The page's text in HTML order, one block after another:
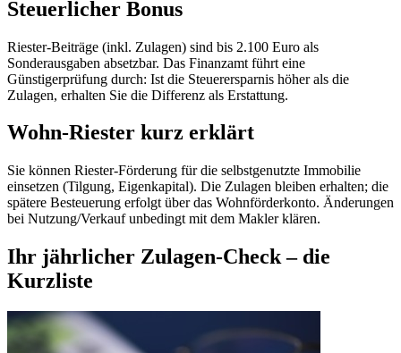
Steuerlicher Bonus
Riester-Beiträge (inkl. Zulagen) sind bis 2.100 Euro als
Sonderausgaben absetzbar. Das Finanzamt führt eine
Günstigerprüfung durch: Ist die Steuerersparnis höher als die
Zulagen, erhalten Sie die Differenz als Erstattung.
Wohn-Riester kurz erklärt
Sie können Riester-Förderung für die selbstgenutzte Immobilie
einsetzen (Tilgung, Eigenkapital). Die Zulagen bleiben erhalten; die
spätere Besteuerung erfolgt über das Wohnförderkonto. Änderungen
bei Nutzung/Verkauf unbedingt mit dem Makler klären.
Ihr jährlicher Zulagen-Check – die
Kurzliste